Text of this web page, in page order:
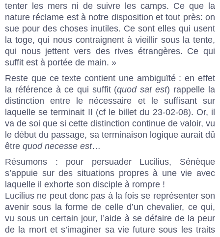
tenter les mers ni de suivre les camps. Ce que la
nature réclame est à notre disposition et tout près: on
sue pour des choses inutiles. Ce sont elles qui usent
la toge, qui nous contraignent à vieillir sous la tente,
qui nous jettent vers des rives étrangères. Ce qui
suffit est à portée de main. »
Reste que ce texte contient une ambiguïté : en effet
la référence à ce qui suffit (quod sat est) rappelle la
distinction entre le nécessaire et le suffisant sur
laquelle se terminait II (cf le billet du 23-02-08). Or, il
va de soi que si cette distinction continue de valoir, vu
le début du passage, sa terminaison logique aurait dû
être quod necesse est…
Résumons : pour persuader Lucilius, Sénèque
s’appuie sur des situations propres à une vie avec
laquelle il exhorte son disciple à rompre !
Lucilius ne peut donc pas à la fois se représenter son
avenir sous la forme de celle d’un chevalier, ce qui,
vu sous un certain jour, l’aide à se défaire de la peur
de la mort et s’imaginer sa vie future sous les traits